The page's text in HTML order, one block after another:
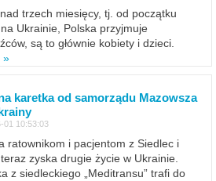
trzech miesięcy, tj. od początku
Ukrainie, Polska przyjmuje
są to głównie kobiety i dzieci.
»
karetka od samorządu Mazowsza
01 10:53:03
ratownikom i pacjentom z Siedlec i
zyska drugie życie w Ukrainie.
z siedleckiego „Meditransu” trafi do